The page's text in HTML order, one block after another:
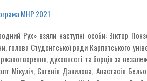
МНР 2021
Рух» взяли наступні особи: Віктор
голова Студентської ради Карпатського
духовності та борців за
Мікуліч, Євгенія Данилова, Анастасія